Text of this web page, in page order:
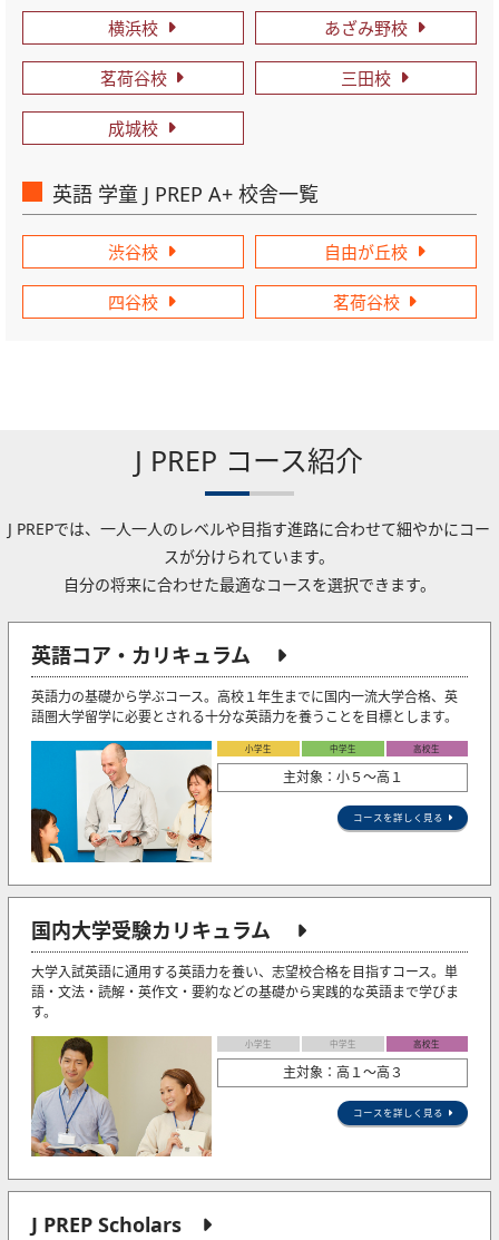
横浜校 あざみ野校
茗荷谷校 三田校
成城校
英語 学童 J PREP A+ 校舎一覧
渋谷校 自由が丘校
四谷校 茗荷谷校
J PREP コース紹介
J PREPでは、一人一人のレベルや目指す進路に合わせて細やかにコー
スが分けられています。
自分の将来に合わせた最適なコースを選択できます。
英語コア・カリキュラム
英語力の基礎から学ぶコース。高校１年生までに国内一流大学合格、英
語圏大学留学に必要とされる十分な英語力を養うことを目標とします。
小学生 中学生 高校生
主対象：小５〜高１
コースを詳しく見る
国内大学受験カリキュラム
大学入試英語に通用する英語力を養い、志望校合格を目指すコース。単
語・文法・読解・英作文・要約などの基礎から実践的な英語まで学びま
す。
小学生 中学生 高校生
主対象：高１～高３
コースを詳しく見る
J PREP Scholars